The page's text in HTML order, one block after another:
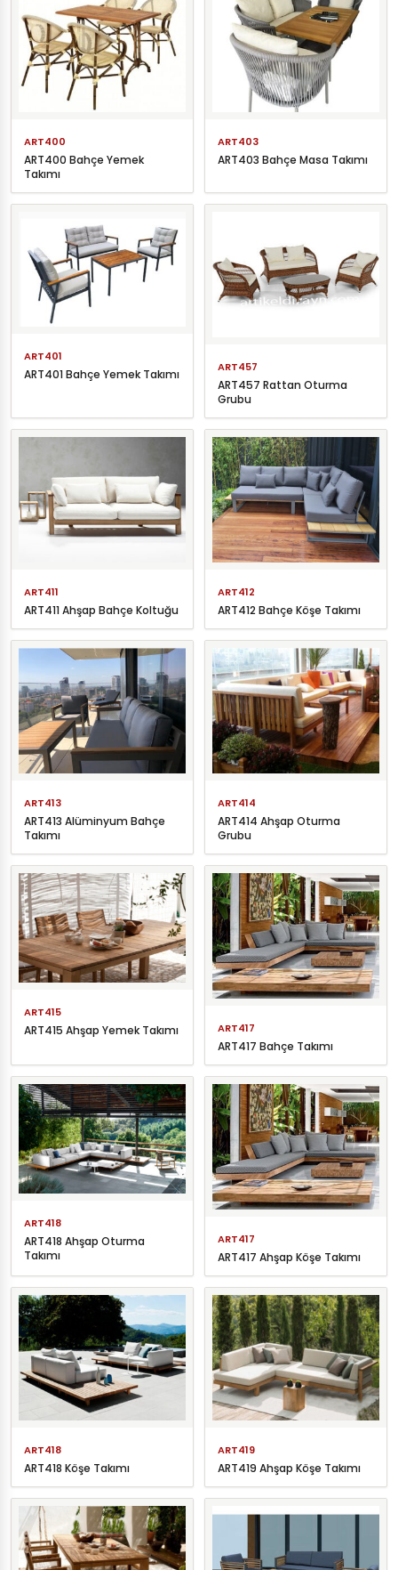
ART400
ART400 Bahçe Yemek
Takımı
ART403
ART403 Bahçe Masa Takımı
ART401
ART401 Bahçe Yemek Takımı
ART457
ART457 Rattan Oturma
Grubu
ART411
ART411 Ahşap Bahçe Koltuğu
ART412
ART412 Bahçe Köşe Takımı
ART413
ART413 Alüminyum Bahçe
Takımı
ART414
ART414 Ahşap Oturma
Grubu
ART415
ART415 Ahşap Yemek Takımı ART417
ART417 Bahçe Takımı
ART418
ART418 Ahşap Oturma
Takımı
ART417
ART417 Ahşap Köşe Takımı
ART418
ART418 Köşe Takımı
ART419
ART419 Ahşap Köşe Takımı